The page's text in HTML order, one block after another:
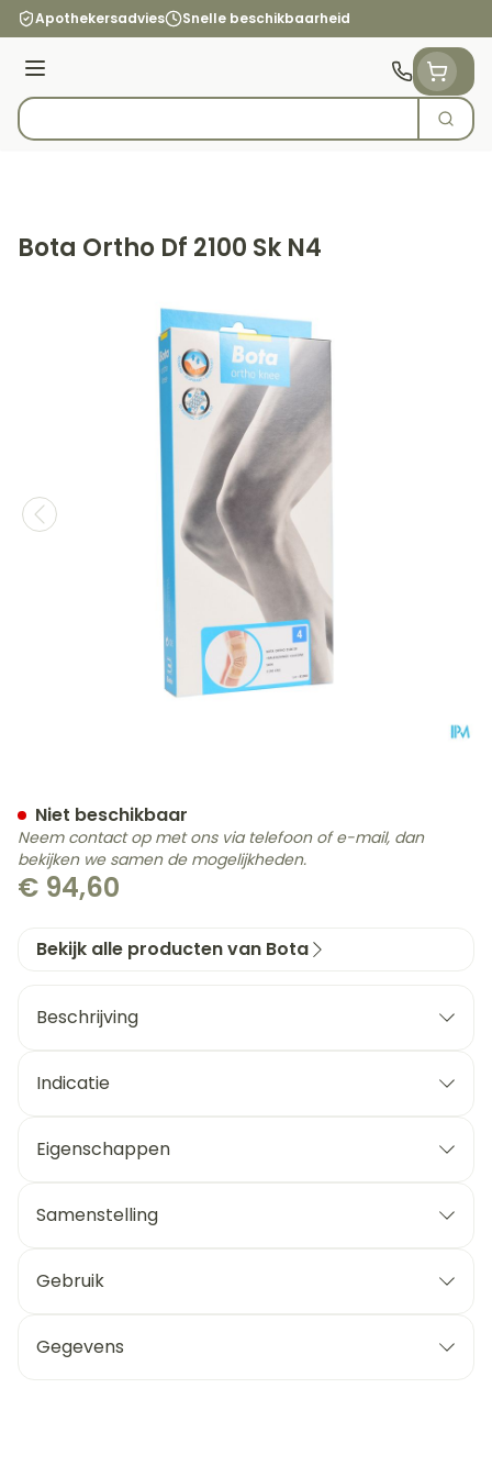
Ga naar de inhoud
Apothekersadvies Snelle beschikbaarheid
Menu
Product, merk, categorie...
Zoek
Bota Ortho Df 2100 Sk N4
€ 94,60
Niet beschikbaar
Neem contact op met ons via telefoon of e-mail, dan
bekijken we samen de mogelijkheden.
Bekijk alle producten van Bota
Beschrijving
Indicatie
Eigenschappen
Samenstelling
Gebruik
Gegevens